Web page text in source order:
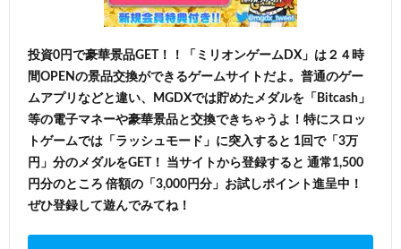
投資0円で豪華景品GET！！「ミリオンゲームDX」は２４時
間OPENの景品交換ができるゲームサイトだよ。普通のゲー
ムアプリなどと違い、MGDXでは貯めたメダルを「Bitcash」
等の電子マネーや豪華景品と交換できちゃうよ！特にスロッ
トゲームでは「ラッシュモード」に突入すると 1回で「3万
円」分のメダルをGET！ 当サイトから登録すると 通常1,500
円分のところ 倍額の「3,000円分」お試しポイント進呈中！
ぜひ登録して遊んでみてね！